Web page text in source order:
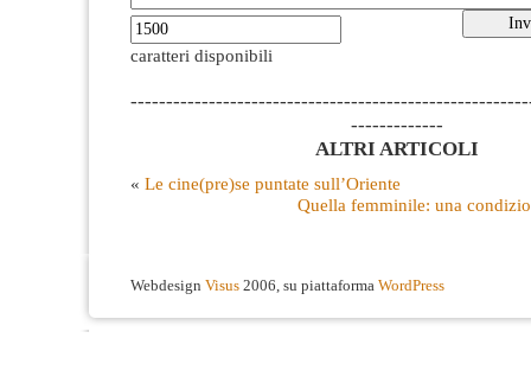
caratteri disponibili
-------------
ALTRI ARTICOLI
« Le cine(pre)se puntate sull’Oriente
Quella femminile: una
Webdesign Visus 2006, su piattaforma WordPress